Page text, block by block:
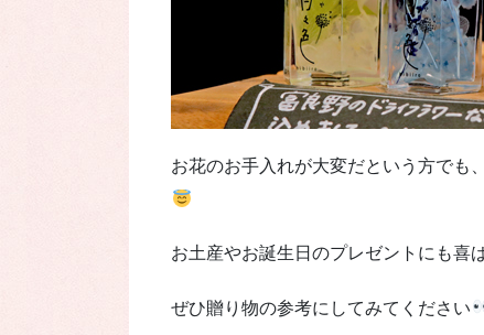
お花のお手入れが大変だという方でも
お土産やお誕生日のプレゼントにも喜
ぜひ贈り物の参考にしてみてください